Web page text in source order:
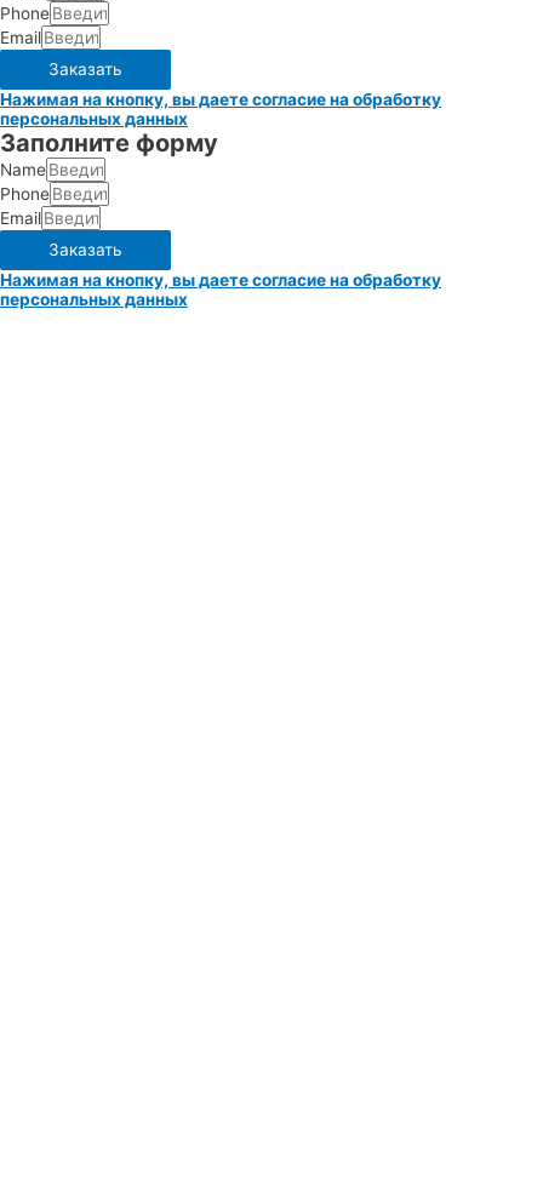
Phone
Email
Заказать
Нажимая на кнопку, вы даете согласие на обработку
персональных данных
Заполните форму
Name
Phone
Email
Заказать
Нажимая на кнопку, вы даете согласие на обработку
персональных данных